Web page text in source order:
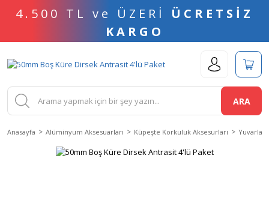
4.500 TL ve ÜZERİ ÜCRETSİZ
KARGO
ARA
Anasayfa Alüminyum Aksesuarları Küpeşte Korkuluk Aksesurları Yuvarlak